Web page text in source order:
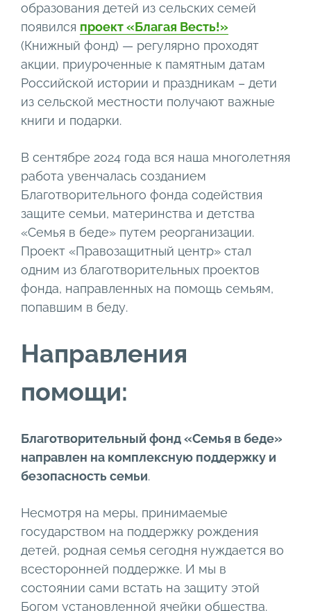
образования детей из сельских семей
появился проект «Благая Весть!»
(Книжный фонд) — регулярно проходят
акции, приуроченные к памятным датам
Российской истории и праздникам – дети
из сельской местности получают важные
книги и подарки.
В сентябре 2024 года вся наша многолетняя
работа увенчалась созданием
Благотворительного фонда содействия
защите семьи, материнства и детства
«Семья в беде» путем реорганизации.
Проект «Правозащитный центр» стал
одним из благотворительных проектов
фонда, направленных на помощь семьям,
попавшим в беду.
Направления
помощи:
Благотворительный фонд «Семья в беде»
направлен на комплексную поддержку и
безопасность семьи.
Несмотря на меры, принимаемые
государством на поддержку рождения
детей, родная семья сегодня нуждается во
всесторонней поддержке. И мы в
состоянии сами встать на защиту этой
Богом установленной ячейки общества.